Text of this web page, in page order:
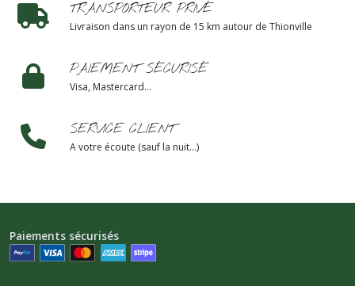
TRANSPORTEUR PRIVÉ
Livraison dans un rayon de 15 km autour de Thionville
PAIEMENT SÉCURISÉ
Visa, Mastercard...
SERVICE CLIENT
A votre écoute (sauf la nuit...)
Paiements sécurisés